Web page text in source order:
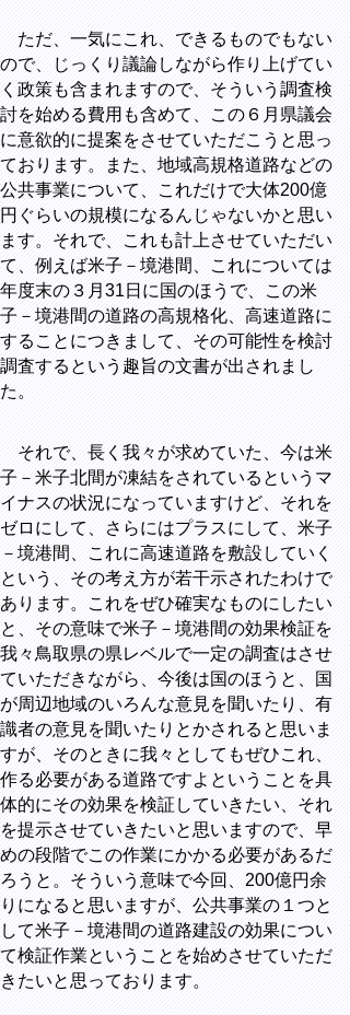
ただ、一気にこれ、できるものでもない
ので、じっくり議論しながら作り上げてい
く政策も含まれますので、そういう調査検
討を始める費用も含めて、この６月県議会
に意欲的に提案をさせていただこうと思っ
ております。また、地域高規格道路などの
公共事業について、これだけで大体200億
円ぐらいの規模になるんじゃないかと思い
ます。それで、これも計上させていただい
て、例えば米子－境港間、これについては
年度末の３月 31 日に国のほうで、この米
子－境港間の道路の高規格化、高速道路に
することにつきまして、その可能性を検討
調査するという趣旨の文書が出されまし
た。
それで、長く我々が求めていた、今は米
子－米子北間が凍結をされているというマ
イナスの状況になっていますけど、それを
ゼロにして、さらにはプラスにして、米子
－境港間、これに高速道路を敷設していく
という、その考え方が若干示されたわけで
あります。これをぜひ確実なものにしたい
と、その意味で米子－境港間の効果検証を
我々鳥取県の県レベルで一定の調査はさせ
ていただきながら、今後は国のほうと、国
が周辺地域のいろんな意見を聞いたり、有
識者の意見を聞いたりとかされると思いま
すが、そのときに我々としてもぜひこれ、
作る必要がある道路ですよということを具
体的にその効果を検証していきたい、それ
を提示させていきたいと思いますので、早
めの段階でこの作業にかかる必要があるだ
ろうと。そういう意味で今回、 200億円余
りになると思いますが、公共事業の１つと
して米子－境港間の道路建設の効果につい
て検証作業ということを始めさせていただ
きたいと思っております。